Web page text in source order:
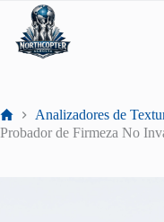
Analizadores de
Probador de Firmeza No